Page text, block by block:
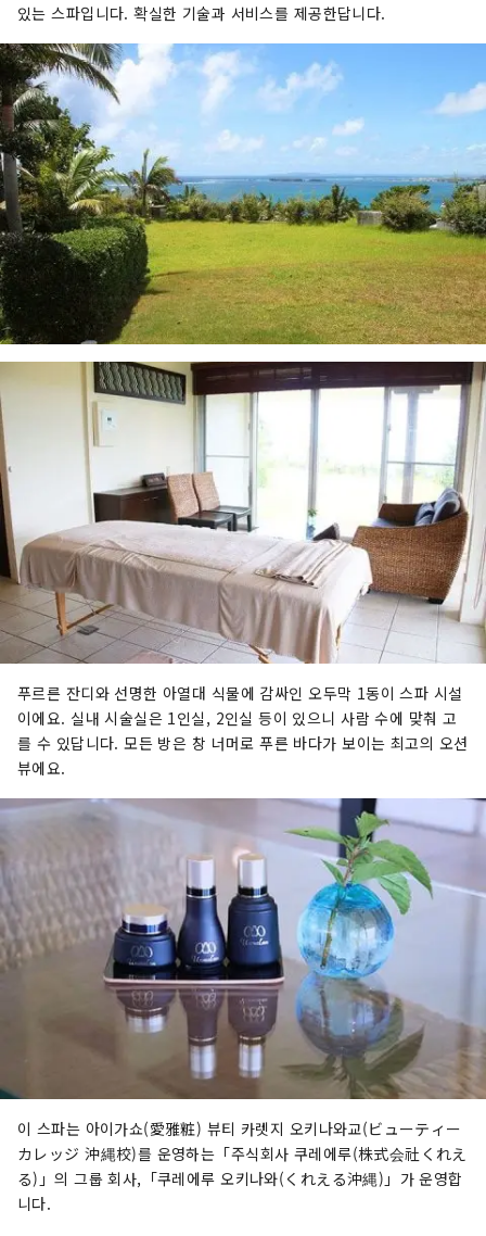
있는 스파입니다. 확실한 기술과 서비스를 제공한답니다.
푸르른 잔디와 선명한 아열대 식물에 감싸인 오두막 1동이 스파 시설
이에요. 실내 시술실은 1인실, 2인실 등이 있으니 사람 수에 맞춰 고
를 수 있답니다. 모든 방은 창 너머로 푸른 바다가 보이는 최고의 오션
뷰에요.
이 스파는 아이가쇼(愛雅粧) 뷰티 카렛지 오키나와교(ビューティー
カレッジ 沖縄校)를 운영하는「주식회사 쿠레에루(株式会社くれえ
る)」의 그룹 회사,「쿠레에루 오키나와(くれえる沖縄)」가 운영합
니다.